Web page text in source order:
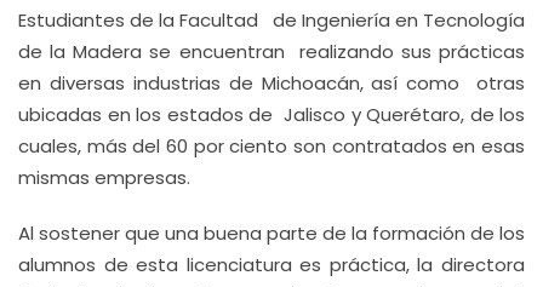
Estudiantes de la Facultad de Ingeniería en Tecnología
de la Madera se encuentran realizando sus prácticas
en diversas industrias de Michoacán, así como otras
ubicadas en los estados de Jalisco y Querétaro, de los
cuales, más del 60 por ciento son contratados en esas
mismas empresas.
Al sostener que una buena parte de la formación de los
alumnos de esta licenciatura es práctica, la directora